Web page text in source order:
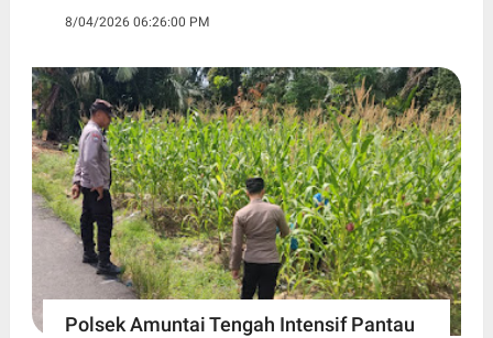
8/04/2026 06:26:00 PM
Polsek Amuntai Tengah Intensif Pantau